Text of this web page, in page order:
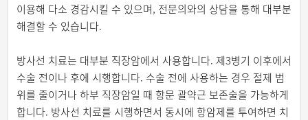
이용해 다소 경감시킬 수 있으며, 전문의와의 상담을 통해 대부분
해결할 수 있습니다.
방사선 치료는 대부분 직장암에서 사용합니다. 제3병기 이후에서
수술 전이나 후에 시행합니다. 수술 전에 사용하는 경우 절제 범
위를 줄이거나 하부 직장암일 때 항문 괄약근 보존술을 가능하게
합니다. 방사선 치료를 시행하면서 동시에 항암제를 투여하면 치